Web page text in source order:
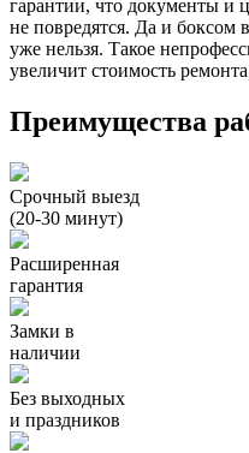
гарантии, что документы и
не повредятся. Да и боксом
уже нельзя. Такое
увеличит стоимость
Преимущества
Срочный выезд
(20-30 минут)
Расширенная
гарантия
Замки в
наличии
Без выходных
и праздников